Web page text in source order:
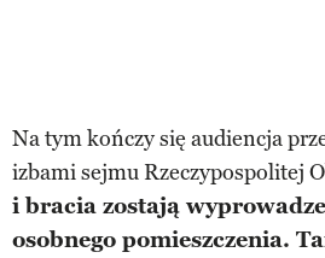
Na tym kończy się audiencja
izbami sejmu Rzeczypospolitej
i bracia zostają
osobnego pomieszczenia.